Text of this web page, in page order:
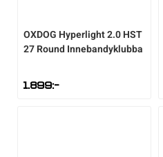
OXDOG Hyperlight 2.0 HST
27 Round Innebandyklubba
1.899:-